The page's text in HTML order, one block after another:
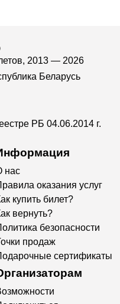
2013 — 2026
Беларусь
РБ 04.06.2014 г.
нас
оказания услуг
купить билет?
вернуть?
безопасности
продаж
сертификаты